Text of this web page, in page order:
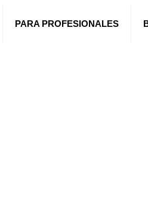
PARA PROFESIONALES